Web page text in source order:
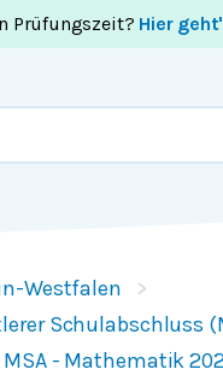
Prüfungszeit? Hier
Westfalen
Schulabschluss
- Mathematik